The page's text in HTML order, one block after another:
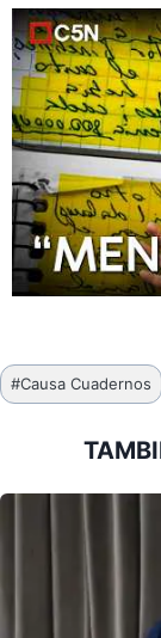
Etiquetas
de
#Causa Cuadernos